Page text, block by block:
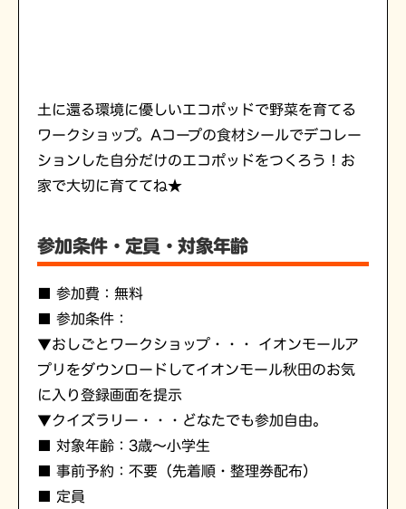
土に還る環境に優しいエコポッドで野菜を育てる
ワークショップ。Aコープの食材シールでデコレー
ションした自分だけのエコポッドをつくろう！お
家で大切に育ててね★
参加条件・定員・対象年齢
■ 参加費：無料
■ 参加条件：
▼おしごとワークショップ・・・ イオンモールア
プリをダウンロードしてイオンモール秋田のお気
に入り登録画面を提示
▼クイズラリー・・・どなたでも参加自由。
■ 対象年齢：3歳～小学生
■ 事前予約：不要（先着順・整理券配布）
■ 定員